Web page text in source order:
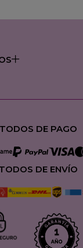
DE PAGO
DE ENVÍO